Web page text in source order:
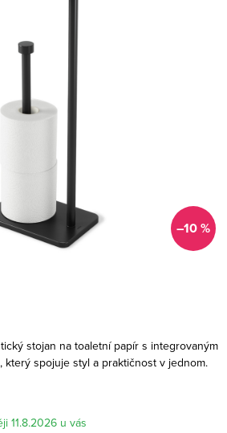
–10 %
stojan na toaletní papír s integrovaným
který spojuje styl a praktičnost v jednom.
11.8.2026